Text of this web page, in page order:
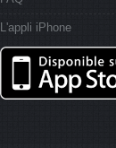
L'appli iPhone